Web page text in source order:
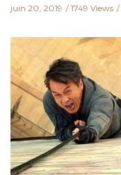
juin 20, 2019 1749 Views